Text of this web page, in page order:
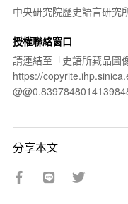
中央研究院歷史語言研究
授權聯絡窗口
請連結至「史語所藏品圖
https://
分享本文